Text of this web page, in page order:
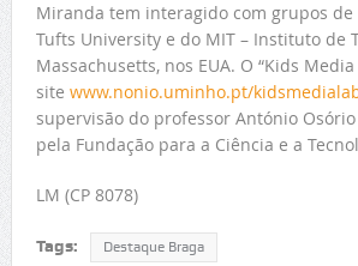
Miranda tem interagido com grupos de
Tufts University e do MIT – Instituto de
Massachusetts, nos EUA. O “Kids
site www.nonio.uminho.pt/
supervisão do professor António
pela Fundação para a Ciência e a
LM (CP 8078)
Tags: Destaque Braga